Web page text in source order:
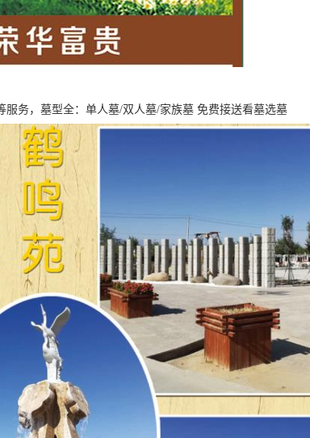
务，墓型全：单人墓/双人墓/家族墓 免费接送看墓选墓